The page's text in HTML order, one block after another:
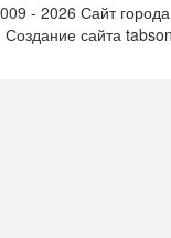
- 2026 Сайт
Создание сайта